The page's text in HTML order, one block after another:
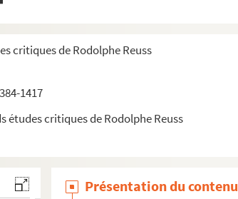
critiques de Rodolphe Reuss
1417
études critiques de Rodolphe Reuss
Strasbourg (Elsass-Lothringische Zeitung)
Strasbourg (Temps)
française, I (Revue historique)
française (Revue Bleue)
française (Jahresbericht f. Geschichte wissenschaft)
Présentation du contenu